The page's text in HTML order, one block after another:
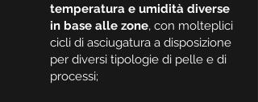
temperatura e umidità diverse
in base alle zone, con molteplici
cicli di asciugatura a disposizione
per diversi tipologie di pelle e di
processi;